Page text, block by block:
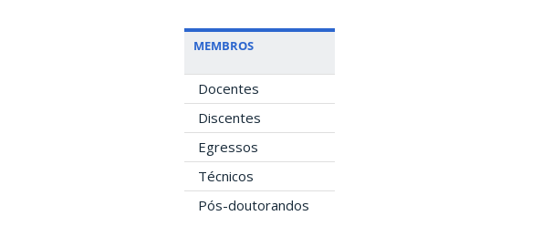
MEMBROS
Docentes
Discentes
Egressos
Técnicos
Pós-doutorandos